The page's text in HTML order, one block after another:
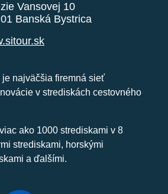
Vansovej 10
Banská Bystrica
je najväčšia firemná sieť
v strediskách cestovného
ako 1000 strediskami v 8
strediskami, horskými
a ďalšími.